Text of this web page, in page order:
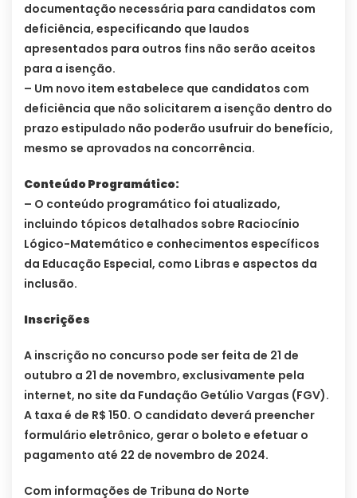
documentação necessária para candidatos com
deficiência, especificando que laudos
apresentados para outros fins não serão aceitos
para a isenção.
– Um novo item estabelece que candidatos com
deficiência que não solicitarem a isenção dentro do
prazo estipulado não poderão usufruir do benefício,
mesmo se aprovados na concorrência.
Conteúdo Programático:
– O conteúdo programático foi atualizado,
incluindo tópicos detalhados sobre Raciocínio
Lógico-Matemático e conhecimentos específicos
da Educação Especial, como Libras e aspectos da
inclusão.
Inscrições
A inscrição no concurso pode ser feita de 21 de
outubro a 21 de novembro, exclusivamente pela
internet, no site da Fundação Getúlio Vargas (FGV).
A taxa é de R$ 150. O candidato deverá preencher
formulário eletrônico, gerar o boleto e efetuar o
pagamento até 22 de novembro de 2024.
Com informações de Tribuna do Norte